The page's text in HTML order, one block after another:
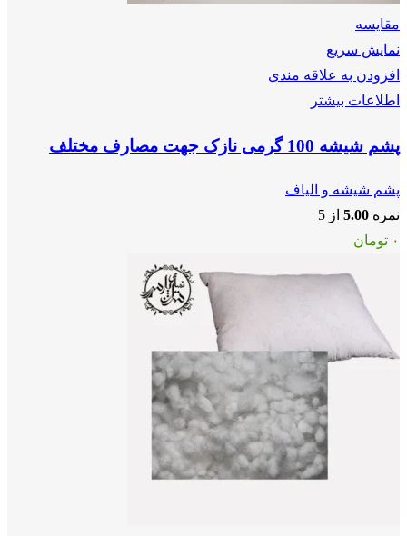
مقايسه
نمایش سریع
افزودن به علاقه مندی
اطلاعات بیشتر
پشم شیشه 100 گرمی نازک جهت مصارف مختلف
پشم شیشه و الیاف
نمره 5.00 از 5
۰ تومان